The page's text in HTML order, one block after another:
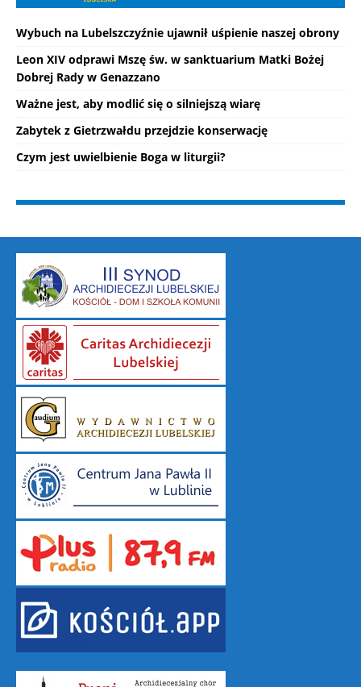
Wybuch na Lubelszczyźnie ujawnił uśpienie naszej obrony
Leon XIV odprawi Mszę św. w sanktuarium Matki Bożej
Dobrej Rady w Genazzano
Ważne jest, aby modlić się o silniejszą wiarę
Zabytek z Gietrzwałdu przejdzie konserwację
Czym jest uwielbienie Boga w liturgii?